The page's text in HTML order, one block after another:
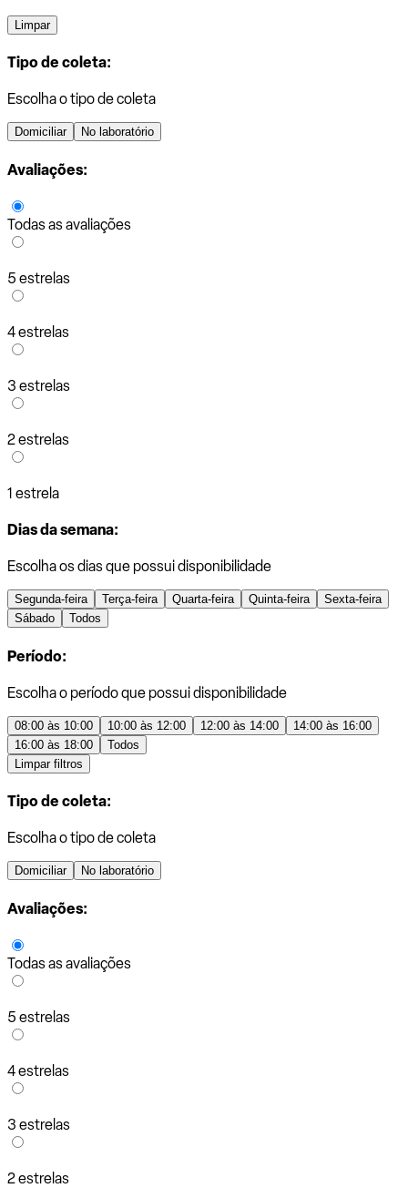
Limpar
Tipo de coleta:
Escolha o tipo de coleta
Domiciliar No laboratório
Avaliações:
Todas as avaliações
5 estrelas
4 estrelas
3 estrelas
2 estrelas
1 estrela
Dias da semana:
Escolha os dias que possui disponibilidade
Segunda-feira Terça-feira Quarta-feira Quinta-feira
Sexta-feira
Sábado
Todos
Período:
Escolha o período que possui disponibilidade
08:00 às 10:00 10:00 às 12:00 12:00 às 14:00
14:00 às 16:00
16:00 às 18:00
Todos
Limpar filtros
Tipo de coleta:
Escolha o tipo de coleta
Domiciliar No laboratório
Avaliações:
Todas as avaliações
5 estrelas
4 estrelas
3 estrelas
2 estrelas